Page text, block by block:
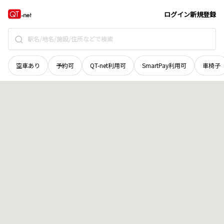
ログイン新規登録
空車あり 予約可 QT-net利用可 SmartPay利用可 車椅子
宮城県